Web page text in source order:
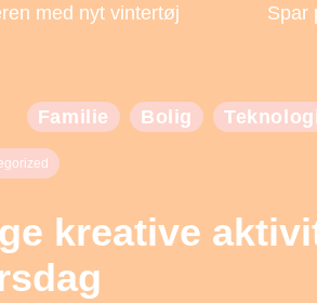
med nyt vintertøj Spar
Familie Bolig
kreative